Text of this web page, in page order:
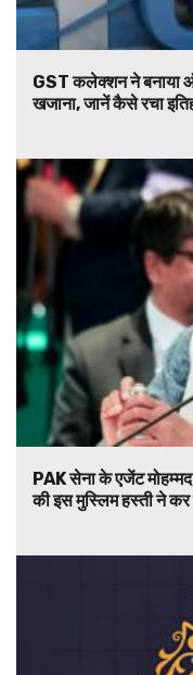
GST कलेक्शन ने बनाया
खजाना, जानें कैसे रचा
PAK सेना के एजेंट
की इस मुस्लिम हस्ती ने कर